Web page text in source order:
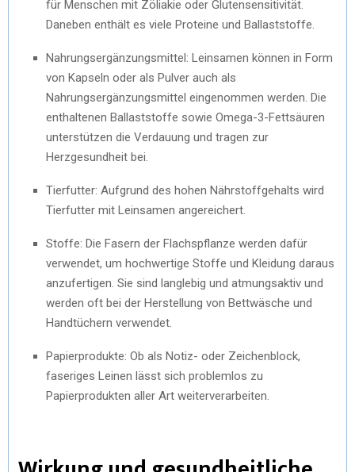
für Menschen mit Zöliakie oder Glutensensitivität.
Daneben enthält es viele Proteine und Ballaststoffe.
Nahrungsergänzungsmittel: Leinsamen können in Form
von Kapseln oder als Pulver auch als
Nahrungsergänzungsmittel eingenommen werden. Die
enthaltenen Ballaststoffe sowie Omega-3-Fettsäuren
unterstützen die Verdauung und tragen zur
Herzgesundheit bei.
Tierfutter: Aufgrund des hohen Nährstoffgehalts wird
Tierfutter mit Leinsamen angereichert.
Stoffe: Die Fasern der Flachspflanze werden dafür
verwendet, um hochwertige Stoffe und Kleidung daraus
anzufertigen. Sie sind langlebig und atmungsaktiv und
werden oft bei der Herstellung von Bettwäsche und
Handtüchern verwendet.
Papierprodukte: Ob als Notiz- oder Zeichenblock,
faseriges Leinen lässt sich problemlos zu
Papierprodukten aller Art weiterverarbeiten.